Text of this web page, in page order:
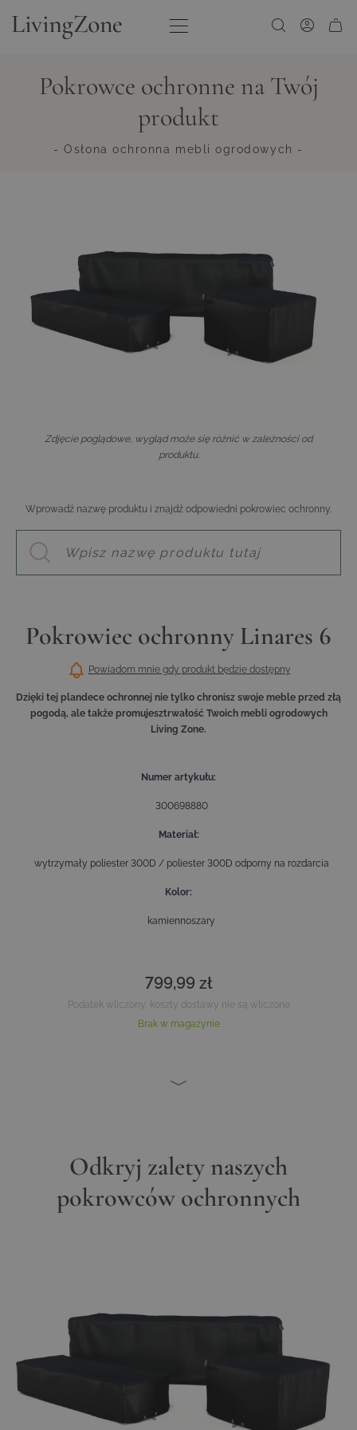
Pokrowce ochronne na Twój
produkt
- Osłona ochronna mebli ogrodowych -
Zdjęcie poglądowe, wygląd może się różnić w zależności od
produktu.
Wprowadź nazwę produktu i znajdź odpowiedni pokrowiec ochronny.
Pokrowiec ochronny Linares 6
Powiadom mnie gdy produkt będzie dostępny
Dzięki tej plandece ochronnej nie tylko chronisz swoje meble przed złą
pogodą, ale także promujesztrwałość Twoich mebli ogrodowych
Living Zone.
Numer artykułu
300698880
Materiał
wytrzymały poliester 300D / poliester 300D odporny na rozdarcia
Kolor
kamiennoszary
799,99 zł
Podatek wliczony, koszty dostawy nie są wliczone
Brak w magazynie
Odkryj zalety naszych
pokrowców ochronnych